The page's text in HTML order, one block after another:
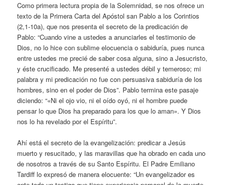
Como primera lectura propia de la Solemnidad, se nos ofrece un
texto de la Primera Carta del Apóstol san Pablo a los Corintios
(2,1-10a), que nos presenta el secreto de la predicación de
Pablo: “Cuando vine a ustedes a anunciarles el testimonio de
Dios, no lo hice con sublime elocuencia o sabiduría, pues nunca
entre ustedes me precié de saber cosa alguna, sino a Jesucristo,
y éste crucificado. Me presenté a ustedes débil y temeroso; mi
palabra y mi predicación no fue con persuasiva sabiduría de los
hombres, sino en el poder de Dios”. Pablo termina este pasaje
diciendo: “«Ni el ojo vio, ni el oído oyó, ni el hombre puede
pensar lo que Dios ha preparado para los que lo aman». Y Dios
nos lo ha revelado por el Espíritu”.
Ahí está el secreto de la evangelización: predicar a Jesús
muerto y resucitado, y las maravillas que ha obrado en cada uno
de nosotros a través de su Santo Espíritu. El Padre Emiliano
Tardiff lo expresó de manera elocuente: “Un evangelizador es